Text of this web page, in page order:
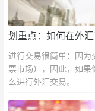
划重点：如何在外
进行交易很简单：因为
票市场），因此，如
么进行外汇交易。